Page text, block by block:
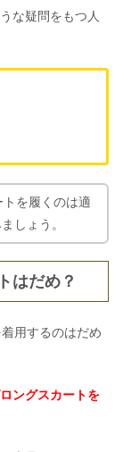
な疑問をもつ人
を履くのは適
しょう。
はだめ？
用するのはだめ
ングスカートを